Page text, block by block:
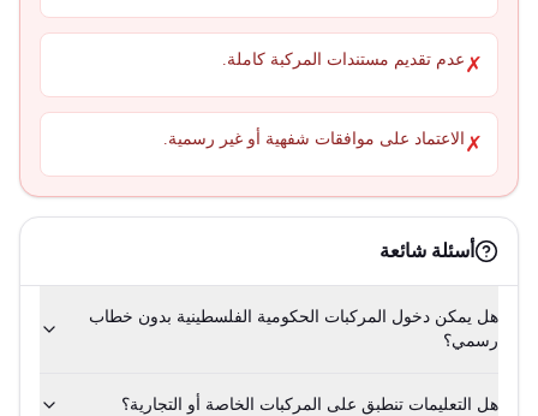
✗ عدم تقديم مستندات المركبة كاملة.
✗ الاعتماد على موافقات شفهية أو غير رسمية.
أسئلة شائعة
هل يمكن دخول المركبات الحكومية الفلسطينية بدون خطاب
رسمي؟
هل التعليمات تنطبق على المركبات الخاصة أو التجارية؟